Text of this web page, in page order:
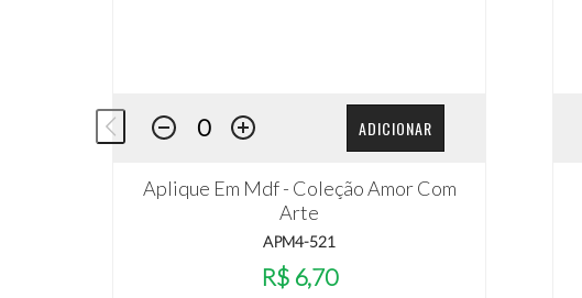
ADICIONAR
Aplique Em Mdf - Coleção Amor Com
Arte
APM4-521
R$ 6,70